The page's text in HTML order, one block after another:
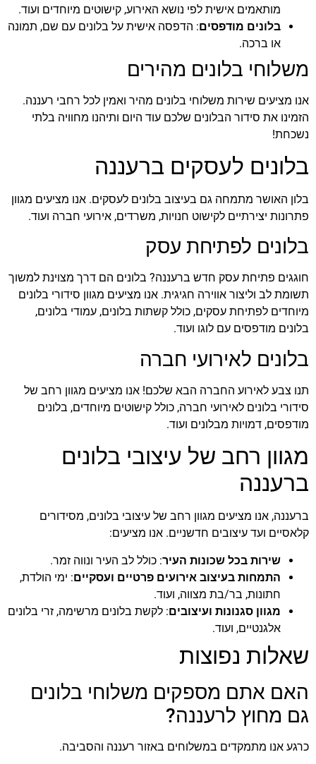
מותאמים אישית לפי נושא האירוע, קישוטים מיוחדים ועוד.
בלונים מודפסים: הדפסה אישית על בלונים עם שם, תמונה
או ברכה.
משלוחי בלונים מהירים
אנו מציעים שירות משלוחי בלונים מהיר ואמין לכל רחבי רעננה.
הזמינו את סידור הבלונים שלכם עוד היום ותיהנו מחוויה בלתי
נשכחת!
בלונים לעסקים ברעננה
בלון האושר מתמחה גם בעיצוב בלונים לעסקים. אנו מציעים מגוון
פתרונות יצירתיים לקישוט חנויות, משרדים, אירועי חברה ועוד.
בלונים לפתיחת עסק
חוגגים פתיחת עסק חדש ברעננה? בלונים הם דרך מצוינת למשוך
תשומת לב וליצור אווירה חגיגית. אנו מציעים מגוון סידורי בלונים
מיוחדים לפתיחת עסקים, כולל קשתות בלונים, עמודי בלונים,
בלונים מודפסים עם לוגו ועוד.
בלונים לאירועי חברה
תנו צבע לאירוע החברה הבא שלכם! אנו מציעים מגוון רחב של
סידורי בלונים לאירועי חברה, כולל קישוטים מיוחדים, בלונים
מודפסים, דמויות מבלונים ועוד.
מגוון רחב של עיצובי בלונים
ברעננה
ברעננה, אנו מציעים מגוון רחב של עיצובי בלונים, מסידורים
קלאסיים ועד עיצובים חדשניים. אנו מציעים:
שירות בכל שכונות העיר: כולל לב העיר ונווה זמר.
התמחות בעיצוב אירועים פרטיים ועסקיים: ימי הולדת,
חתונות, בר/בת מצווה, ועוד.
מגוון סגנונות ועיצובים: לקשת בלונים מרשימה, זרי בלונים
אלגנטיים, ועוד.
שאלות נפוצות
האם אתם מספקים משלוחי בלונים
גם מחוץ לרעננה?
כרגע אנו מתמקדים במשלוחים באזור רעננה והסביבה.